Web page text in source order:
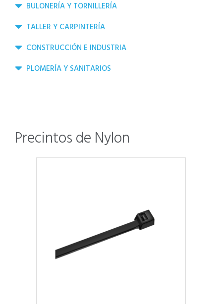
Precintos de Nylon
BULONERÍA Y TORNILLERÍA
TALLER Y CARPINTERÍA
CONSTRUCCIÓN E INDUSTRIA
PLOMERÍA Y SANITARIOS